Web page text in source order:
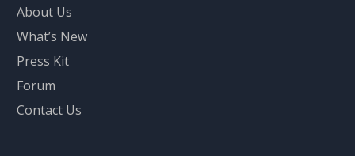
About Us
What’s New
Press Kit
Forum
Contact Us